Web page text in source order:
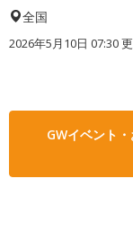
全国
2026年5月10日 07:30
GWイベント